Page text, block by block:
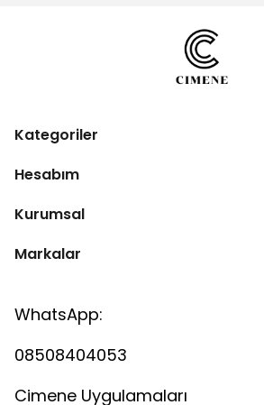
Kategoriler
Hesabım
Kurumsal
Markalar
WhatsApp:
08508404053
Cimene Uygulamaları